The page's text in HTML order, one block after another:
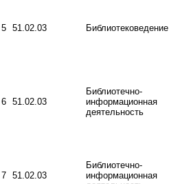
5 51.02.03 Библиотековедение
6 51.02.03
Библиотечно-
информационная
деятельность
7 51.02.03
Библиотечно-
информационная